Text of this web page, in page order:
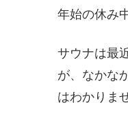
年始の休み
サウナは最
が、なかな
はわかりま